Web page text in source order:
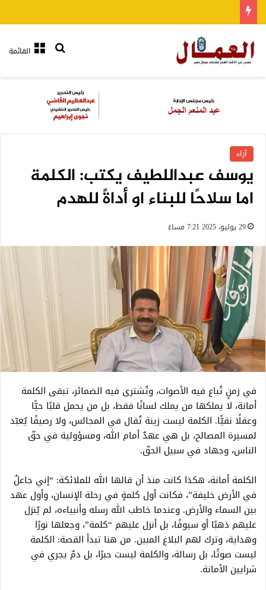
القائمةبحث عن
آراء
يوسف عبداللطيف يكتب: الكلمة
اما سلاحًا للبناء او أداةً للهدم
29 يوليو، 2025 7:21 مساءً
في زمنٍ تُباع فيه الأصوات، وتُشترى فيه الضمائر، تبقى الكلمة
أمانة، لا يملكها من يملك لسانًا فقط، بل من يحمل قلبًا حيًّا
وعقلًا نقيًّا. الكلمة ليست زينة تُقال في المجالس، ولا رصيفًا يُعبّد
لمسيرة المصالح، بل هي عهدٌ أمام الله، ومسؤولية في حقّ
الناس، وجهاد في سبيل الحقّ.
الكلمة أمانة، هكذا كانت منذ أن قالها الله للملائكة: “إني جاعلٌ
في الأرض خليفة”، فكانت أول كلمةٍ في رحلة الإنسان، وأول عهد
بين السماء والأرض. وعندما خاطب الله رسله وأنبياءه، لم يُنزل
عليهم ذهبًا أو سيوفًا، بل أنزل عليهم “كلمة”، وجعلها نورًا
وهداية، وترك لهم البلاغ المبين. من هنا تبدأ القصة: الكلمة
ليست صوتًا، بل رسالة، والكلمة ليست حبرًا، بل دمٌ يجري في
شرايين الأمانة.